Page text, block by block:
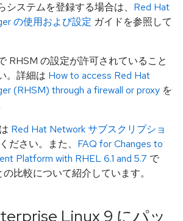
システムを登録する場合は、 Red Hat
の使用および設定 ガイドを参照して
RHSM の設定が許可されていること
。詳細は How to access Red Hat
(RHSM) through a firewall or proxy を
Red Hat Network サブスクリプショ
ださい。また、 FAQ for Changes to
Platform with RHEL 6.1 and 5.7 で
比較について紹介しています。
Linux 9 にパッ